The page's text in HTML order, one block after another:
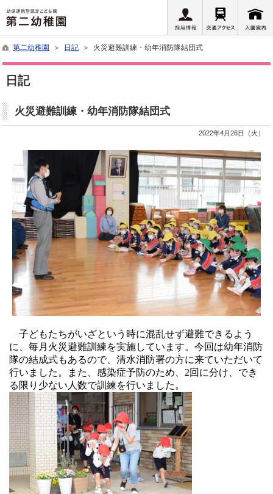
第二幼稚園 ＞ 日記 ＞ 火災避難訓練・幼年消防隊結団式
日記
火災避難訓練・幼年消防隊結団式
2022年4月26日（火）
子どもたちがいざという時に混乱せず避難できるよう
に、毎月火災避難訓練を実施しています。今回は幼年消防
隊の結成式もあるので、清水消防署の方に来ていただいて
行いました。また、感染症予防のため、 2回に分け、でき
る限り少ない人数で訓練を行いました。